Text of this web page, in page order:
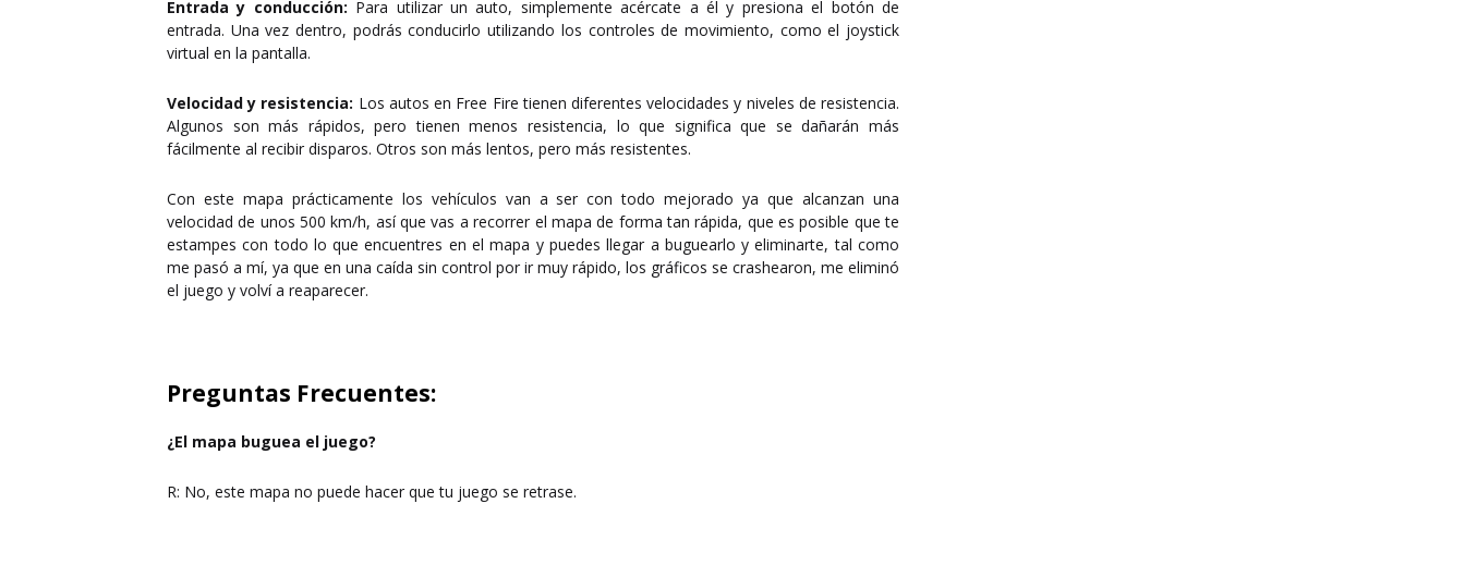
Entrada y conducción: Para utilizar un auto, simplemente acércate a él y presiona el botón de
entrada. Una vez dentro, podrás conducirlo utilizando los controles de movimiento, como el joystick
virtual en la pantalla.
Velocidad y resistencia: Los autos en Free Fire tienen diferentes velocidades y niveles de resistencia.
Algunos son más rápidos, pero tienen menos resistencia, lo que significa que se dañarán más
fácilmente al recibir disparos. Otros son más lentos, pero más resistentes.
Con este mapa prácticamente los vehículos van a ser con todo mejorado ya que alcanzan una
velocidad de unos 500 km/h, así que vas a recorrer el mapa de forma tan rápida, que es posible que te
estampes con todo lo que encuentres en el mapa y puedes llegar a buguearlo y eliminarte, tal como
me pasó a mí, ya que en una caída sin control por ir muy rápido, los gráficos se crashearon, me eliminó
el juego y volví a reaparecer.
Preguntas Frecuentes:
¿El mapa buguea el juego?
R: No, este mapa no puede hacer que tu juego se retrase.